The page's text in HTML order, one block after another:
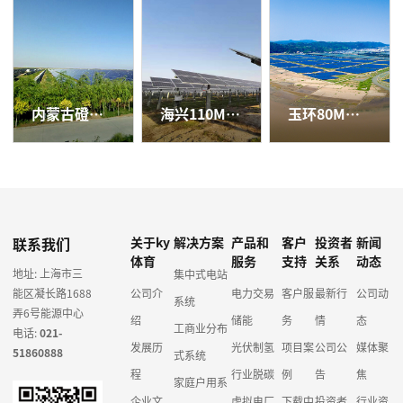
内蒙古磴口县50兆瓦光伏电站 海兴110MW农光互补项目 玉环80MW农光、渔光互补项目
联系我们
地址: 上海市三
能区凝长路1688
弄6号能源中心
电话:021-
51860888
关于ky
体育
公司介
绍
发展历
程
解决方案
集中式电站
系统
工商业分布
式系统
家庭户用系
产品和
服务
电力交易
储能
光伏制氢
行业脱碳
客户
支持
客户服
务
项目案
例
投资者
关系
最新行
情
公司公
告
新闻
动态
公司动
态
媒体聚
焦